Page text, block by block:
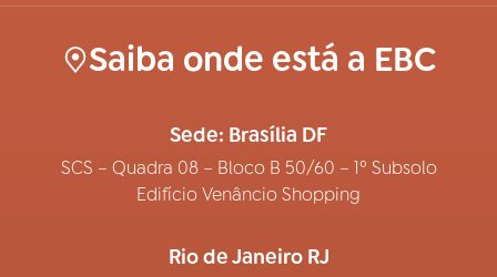
Saiba onde está a EBC
Sede: Brasília DF
SCS – Quadra 08 – Bloco B 50/60 – 1º Subsolo
Edifício Venâncio Shopping
Rio de Janeiro RJ